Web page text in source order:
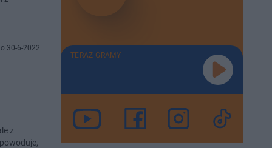
30-6-2022
z
TERAZ GRAMY